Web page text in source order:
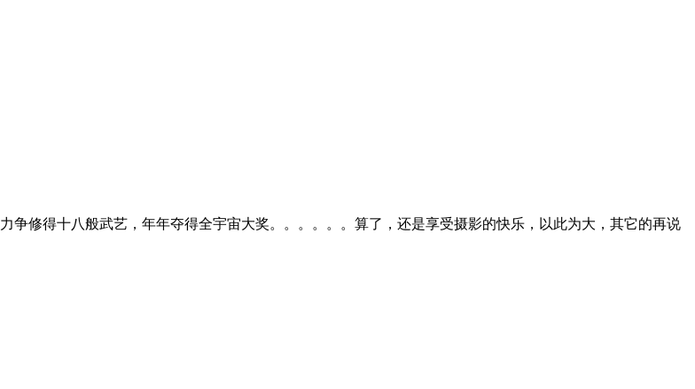
争修得十八般武艺，年年夺得全宇宙大奖。。。。。。算了，还是享受摄影的快乐，以此为大，其它的再说